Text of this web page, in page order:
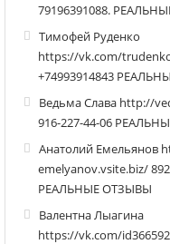
79196391088.
Тимофей Руденко
https://vk.com/
+74993914843
Ведьма Слава http://
916-227-44-06
Анатолий Емельянов
emelyanov.vsite.biz/
РЕАЛЬНЫЕ ОТЗЫВЫ
Валентна Лыагина
https://vk.com/